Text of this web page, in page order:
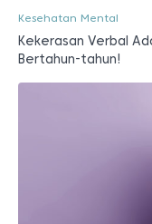
Kesehatan Mental
Kekerasan Verbal
Bertahun-tahun!